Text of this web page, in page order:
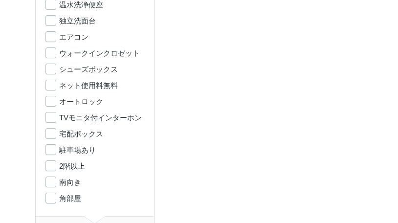
温水洗浄便座
独立洗面台
エアコン
ウォークインクロゼット
シューズボックス
ネット使用料無料
オートロック
TVモニタ付インターホン
宅配ボックス
駐車場あり
2階以上
南向き
角部屋